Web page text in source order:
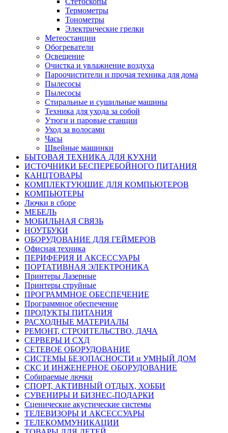
Термометры
Тонометры
Электрические грелки
Метеостанции
Обогреватели
Освещение
Очистка и увлажнение воздуха
Пароочистители и прочая техника для дома
Пылесосы
Пылесосы
Стиральные и сушильные машины
Техника для ухода за собой
Утюги и паровые станции
Уход за волосами
Часы
Швейные машинки
БЫТОВАЯ ТЕХНИКА ДЛЯ КУХНИ
ИСТОЧНИКИ БЕСПЕРЕБОЙНОГО ПИТАНИЯ
КАНЦТОВАРЫ
КОМПЛЕКТУЮЩИЕ ДЛЯ КОМПЬЮТЕРОВ
КОМПЬЮТЕРЫ
Лючки в сборе
МЕБЕЛЬ
МОБИЛЬНАЯ СВЯЗЬ
НОУТБУКИ
ОБОРУДОВАНИЕ ДЛЯ ГЕЙМЕРОВ
Офисная техника
ПЕРИФЕРИЯ И АКСЕССУАРЫ
ПОРТАТИВНАЯ ЭЛЕКТРОНИКА
Принтеры Лазерные
Принтеры струйные
ПРОГРАММНОЕ ОБЕСПЕЧЕНИЕ
Программное обеспечение
ПРОДУКТЫ ПИТАНИЯ
РАСХОДНЫЕ МАТЕРИАЛЫ
РЕМОНТ, СТРОИТЕЛЬСТВО, ДАЧА
СЕРВЕРЫ И СХД
СЕТЕВОЕ ОБОРУДОВАНИЕ
СИСТЕМЫ БЕЗОПАСНОСТИ и УМНЫЙ ДОМ
СКС И ИНЖЕНЕРНОЕ ОБОРУДОВАНИЕ
Собираемые лючки
СПОРТ, АКТИВНЫЙ ОТДЫХ, ХОББИ
СУВЕНИРЫ И БИЗНЕС-ПОДАРКИ
Сценические акустические системы
ТЕЛЕВИЗОРЫ И АКСЕССУАРЫ
ТЕЛЕКОММУНИКАЦИИ